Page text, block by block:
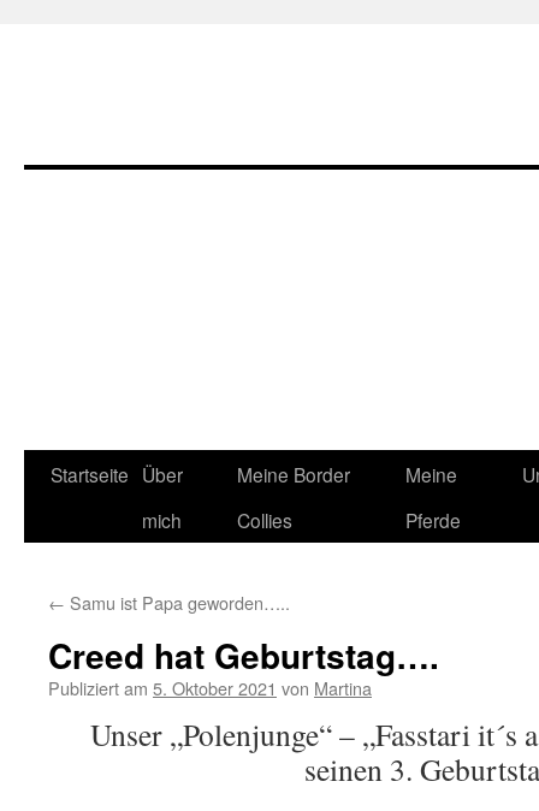
Zum
Startseite Über
mich
Meine Border
Collies
Meine
Pferde
← Samu ist Papa geworden…..
Creed hat Geburtstag….
Publiziert am 5. Oktober 2021 von Martina
Unser „Polenjunge“ – „Fasstari it´s
seinen 3.